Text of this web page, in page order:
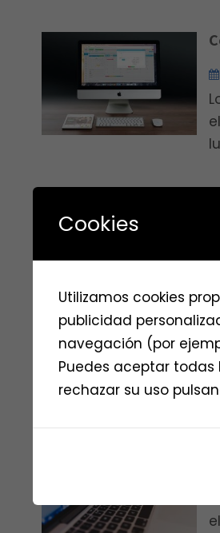
Cookies
Utilizamos cookies
publicidad
navegación (por
Puedes aceptar todas
rechazar su uso